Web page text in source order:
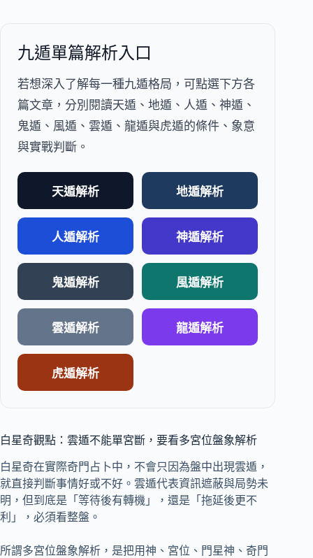
九遁單篇解析入口
若想深入了解每一種九遁格局，可點選下方各
篇文章，分別閱讀天遁、地遁、人遁、神遁、
鬼遁、風遁、雲遁、龍遁與虎遁的條件、象意
與實戰判斷。
天遁解析 地遁解析
人遁解析 神遁解析
鬼遁解析 風遁解析
雲遁解析 龍遁解析
虎遁解析
白星奇觀點：雲遁不能單宮斷，要看多宮位盤象解析
白星奇在實際奇門占卜中，不會只因為盤中出現雲遁，
就直接判斷事情好或不好。雲遁代表資訊遮蔽與局勢未
明，但到底是「等待後有轉機」，還是「拖延後更不
利」，必須看整盤。
所謂多宮位盤象解析，是把用神、宮位、門星神、奇門